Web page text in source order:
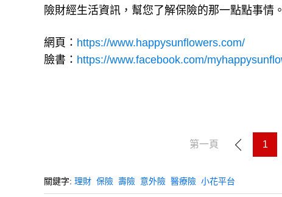
險財經生活資訊，幫您了解保險的那一點點事情。
網頁： https://www.happysunflowers.com/
臉書： https://www.facebook.com/
第一頁 1
關鍵字: 理財 保險 壽險 意外險 醫療險 小花平台